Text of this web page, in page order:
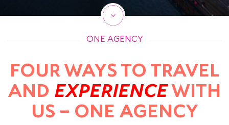
ONE AGENCY
FOUR WAYS TO TRAVEL
AND EXPERIENCEWITH
US – ONE AGENCY